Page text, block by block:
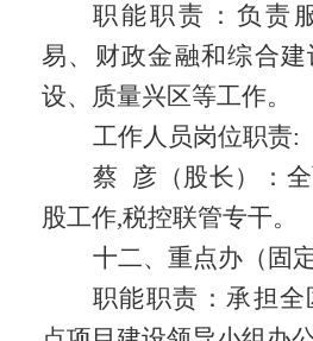
职能职责： 负责
易、财政金融和综合
设、质量兴区等工作。
工作人员岗位职责:
蔡
彦（股长）：
股工作,税控联管专干。
十二、重点办（固
职能职责：承担全